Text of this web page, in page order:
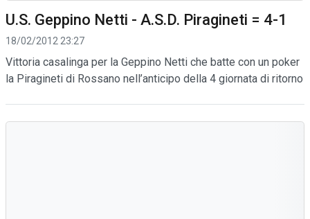
U.S. Geppino Netti - A.S.D. Piragineti = 4-1
18/02/2012 23:27
Vittoria casalinga per la Geppino Netti che batte con un poker
la Piragineti di Rossano nell’anticipo della 4 giornata di ritorno